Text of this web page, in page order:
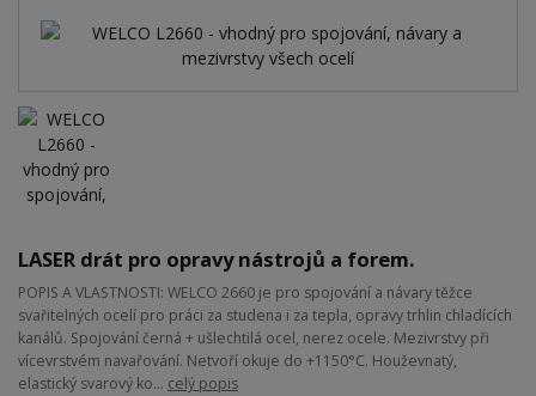
LASER drát pro opravy nástrojů a forem.
POPIS A VLASTNOSTI: WELCO 2660 je pro spojování a návary těžce
svařitelných ocelí pro práci za studena i za tepla, opravy trhlin chladících
kanálů. Spojování černá + ušlechtilá ocel, nerez ocele. Mezivrstvy při
vícevrstvém navařování. Netvoří okuje do +1150°C. Houževnatý,
elastický svarový ko... celý popis